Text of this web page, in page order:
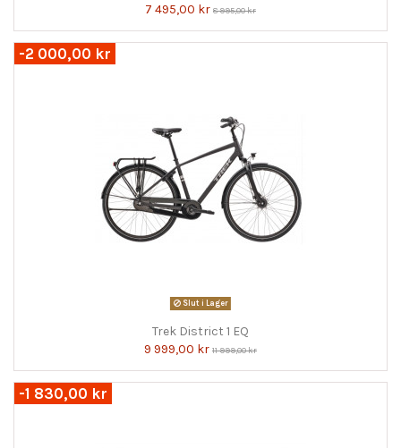
7 495,00 kr 8 995,00 kr
-2 000,00 kr
Slut i Lager
Trek District 1 EQ
9 999,00 kr 11 999,00 kr
-1 830,00 kr